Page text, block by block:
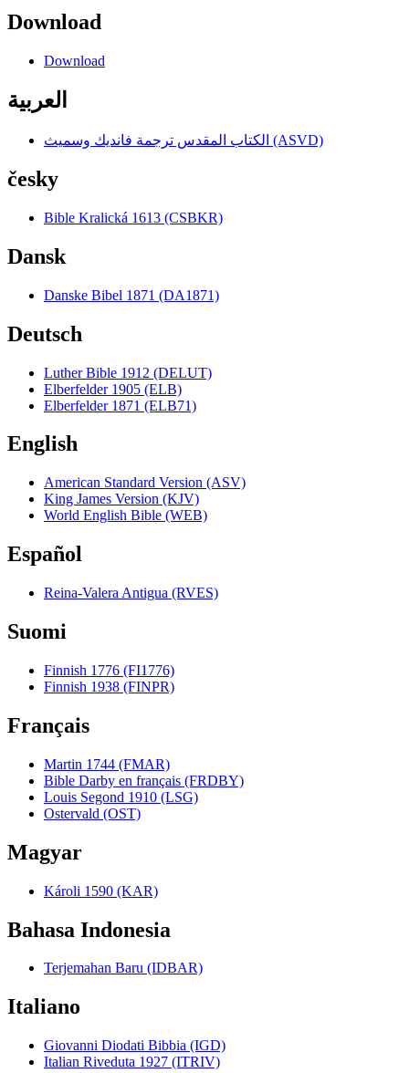
Download
Download
العربية
الكتاب المقدس ترجمة فانديك وسميث (ASVD)
česky
Bible Kralická 1613 (CSBKR)
Dansk
Danske Bibel 1871 (DA1871)
Deutsch
Luther Bible 1912 (DELUT)
Elberfelder 1905 (ELB)
Elberfelder 1871 (ELB71)
English
American Standard Version (ASV)
King James Version (KJV)
World English Bible (WEB)
Español
Reina-Valera Antigua (RVES)
Suomi
Finnish 1776 (FI1776)
Finnish 1938 (FINPR)
Français
Martin 1744 (FMAR)
Bible Darby en français (FRDBY)
Louis Segond 1910 (LSG)
Ostervald (OST)
Magyar
Károli 1590 (KAR)
Bahasa Indonesia
Terjemahan Baru (IDBAR)
Italiano
Giovanni Diodati Bibbia (IGD)
Italian Riveduta 1927 (ITRIV)